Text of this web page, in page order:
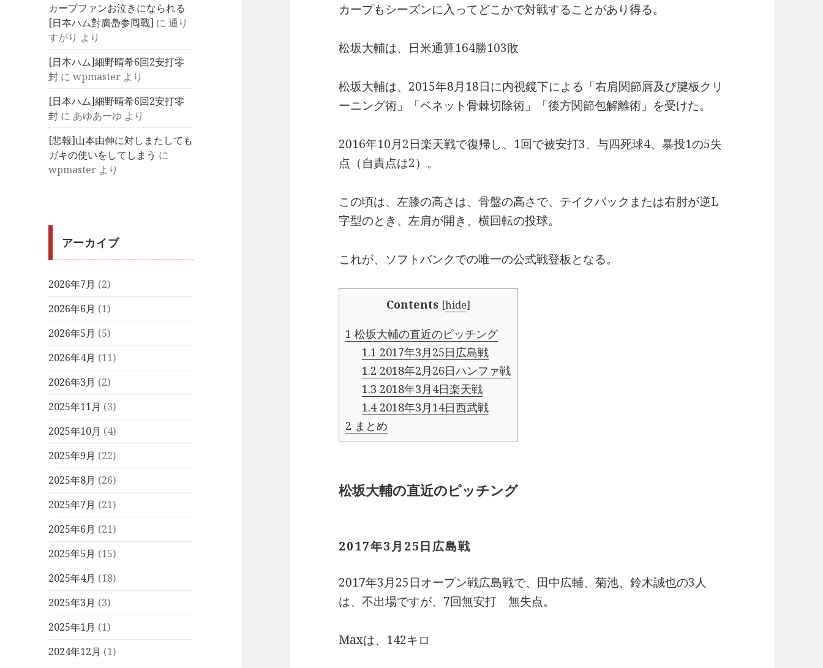
カープファンお泣きになられる
[日夲ハム對廣㠀参囘戰] に通り
すがり より
[日本ハム]細野晴希6回2安打零
封 にwpmaster より
[日本ハム]細野晴希6回2安打零
封 に あゆあーゆ より
[悲報]山本由伸に対しまたしても
ガキの使いをしてしまう に
wpmaster より
アーカイブ
2026年7月 (2)
2026年6月 (1)
2026年5月 (5)
2026年4月 (11)
2026年3月 (2)
2025年11月 (3)
2025年10月 (4)
2025年9月 (22)
2025年8月 (26)
2025年7月 (21)
2025年6月 (21)
2025年5月 (15)
2025年4月 (18)
2025年3月 (3)
2025年1月 (1)
2024年12月 (1)
カープもシーズンに入ってどこかで対戦することがあり得る。
松坂大輔は、日米通算164勝103敗
松坂大輔は、2015年8月18日に内視鏡下による「右肩関節唇及び腱板クリ
ーニング術」「ベネット骨棘切除術」「後方関節包解離術」を受けた。
2016年10月2日楽天戦で復帰し、1回で被安打3、与四死球4、暴投1の5失
点（自責点は2）。
この頃は、左膝の高さは、骨盤の高さで、テイクバックまたは右肘が逆L
字型のとき、左肩が開き、横回転の投球。
これが、ソフトバンクでの唯一の公式戦登板となる。
Contents [hide]
1 松坂大輔の直近のピッチング
1.1 2017年3月25日広島戦
1.2 2018年2月26日ハンファ戦
1.3 2018年3月4日楽天戦
1.42018年3月14日西武戦
2 まとめ
松坂大輔の直近のピッチング
2017年3月25日広島戦
2017年3月25日オープン戦広島戦で、田中広輔、菊池、鈴木誠也の3人
は、不出場ですが、7回無安打 無失点。
Maxは、142キロ